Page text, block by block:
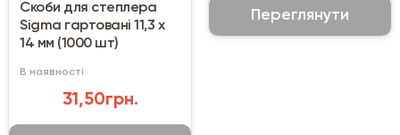
Скоби для степлера
Sigma гартовані 11,3 х
14 мм (1000 шт)
В наявності
31,50грн.
Переглянути